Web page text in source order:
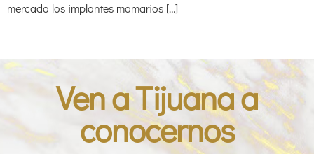
mercado los implantes mamarios […]
Ven a Tijuana a
conocernos